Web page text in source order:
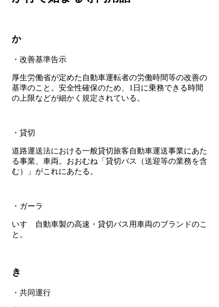
か
・改善基準告示
厚生労働省が定めた自動車運転者の労働時間等の改善の
基準のこと。安全性確保のため、1日に乗務できる時間
の上限などが細かく規定されている。
・貸切
道路運送法における一般貸切旅客自動車運送事業にあた
る事業、車両。おおむね「貸切バス（送迎等の業務を含
む）」がこれにあたる。
・ガーラ
いすゞ自動車製の高速・貸切バス用車両のブランドのこ
と。
き
・共同運行